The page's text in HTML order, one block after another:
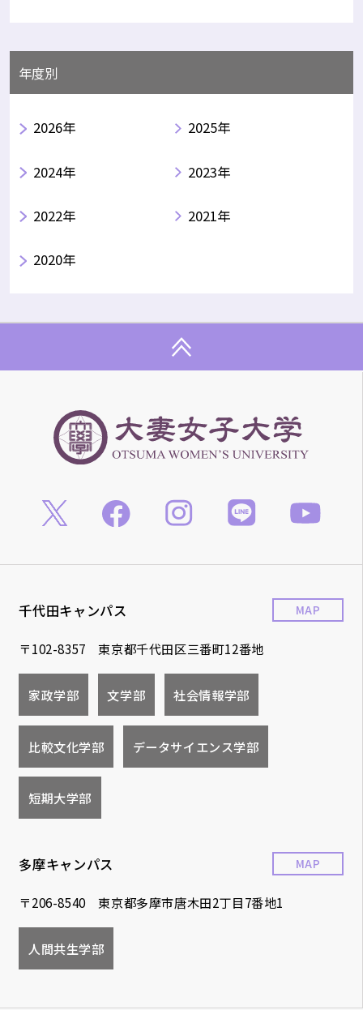
年度別
2026年 2025年
2024年 2023年
2022年 2021年
2020年
千代田キャンパス
〒102-8357 東京都千代田区三番町12番地
MAP
家政学部 文学部 社会情報学部
比較文化学部 データサイエンス学部
短期大学部
多摩キャンパス
〒206-8540 東京都多摩市唐木田2丁目7番地1
MAP
人間共生学部